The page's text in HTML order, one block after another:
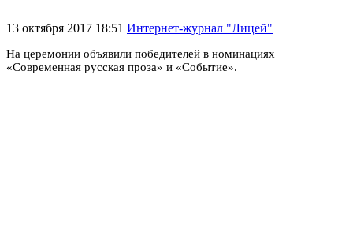
13 октября 2017 18:51 Интернет-журнал "Лицей"
На церемонии объявили победителей в номинациях
«Современная русская проза» и «Событие».